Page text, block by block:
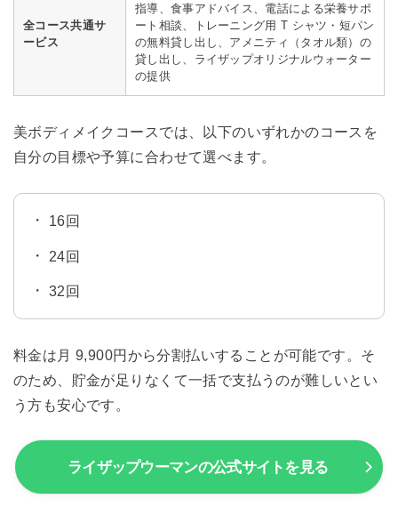
全コース共通サ
ービス
指導、食事アドバイス、電話による栄養サポ
ート相談、トレーニング用 T シャツ・短パン
の無料貸し出し、アメニティ（タオル類）の
貸し出し、ライザップオリジナルウォーター
の提供
美ボディメイクコースでは、以下のいずれかのコースを
自分の目標や予算に合わせて選べます。
16回
24回
32回
料金は月 9,900円から分割払いすることが可能です。そ
のため、貯金が足りなくて一括で支払うのが難しいとい
う方も安心です。
ライザップウーマンの公式サイトを見る